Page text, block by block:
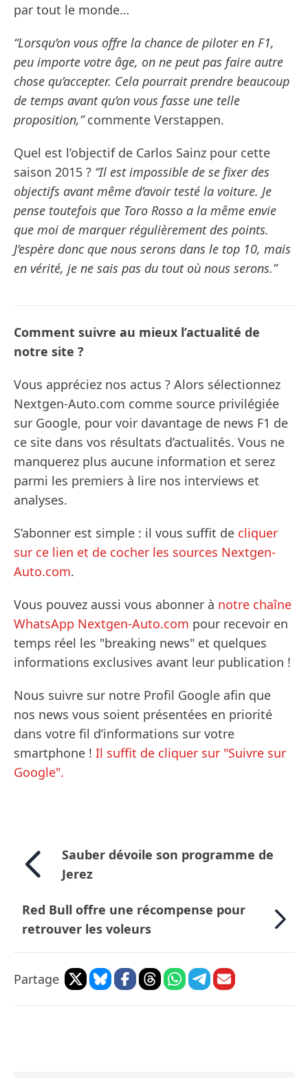
par tout le monde…
“Lorsqu’on vous offre la chance de piloter en F1,
peu importe votre âge, on ne peut pas faire autre
chose qu’accepter. Cela pourrait prendre beaucoup
de temps avant qu’on vous fasse une telle
proposition,”commente Verstappen.
Quel est l’objectif de Carlos Sainz pour cette
saison 2015 ? “Il est impossible de se fixer des
objectifs avant même d’avoir testé la voiture. Je
pense toutefois que Toro Rosso a la même envie
que moi de marquer régulièrement des points.
J’espère donc que nous serons dans le top 10, mais
en vérité, je ne sais pas du tout où nous serons.”
Comment suivre au mieux l’actualité de
notre site ?
Vous appréciez nos actus ? Alors sélectionnez
Nextgen-Auto.com comme source privilégiée
sur Google, pour voir davantage de news F1 de
ce site dans vos résultats d’actualités. Vous ne
manquerez plus aucune information et serez
parmi les premiers à lire nos interviews et
analyses.
S’abonner est simple : il vous suffit de cliquer
sur ce lien et de cocher les sources Nextgen-
Auto.com.
Vous pouvez aussi vous abonner à notre chaîne
WhatsApp Nextgen-Auto.com pour recevoir en
temps réel les "breaking news" et quelques
informations exclusives avant leur publication !
Nous suivre sur notre Profil Google afin que
nos news vous soient présentées en priorité
dans votre fil d’informations sur votre
smartphone ! Il suffit de cliquer sur "Suivre sur
Google".
Sauber dévoile son programme de
Jerez
Red Bull offre une récompense pour
retrouver les voleurs
Partage